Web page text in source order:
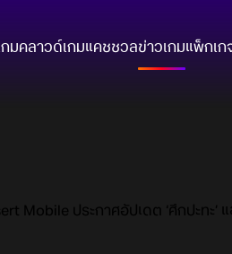
กมคลาวด์เกมแคชชวลข่าวเกมแพ็กเก
Mobile ประกาศอัปเดต ‘ศึกปะทะ’